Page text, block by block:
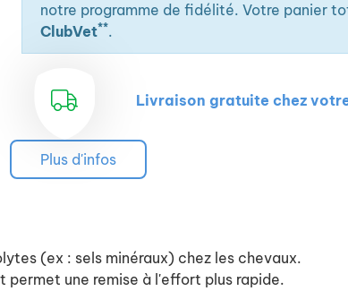
notre programme de fidélité. Votre panier
ClubVet**.
Livraison gratuite chez
Plus d'infos
(ex : sels minéraux) chez les chevaux.
une remise à l'effort plus rapide.